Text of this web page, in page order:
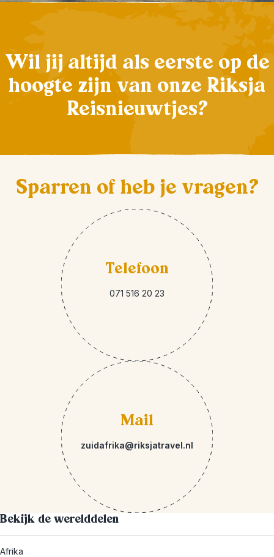
Wil jij altijd als eerste op de
hoogte zijn van onze Riksja
Reisnieuwtjes?
Sparren of heb je vragen?
Telefoon
071 516 20 23
Mail
zuidafrika@riksjatravel.nl
Bekijk de werelddelen
Afrika